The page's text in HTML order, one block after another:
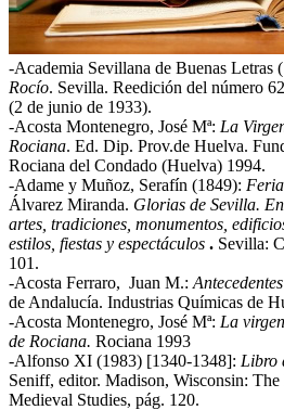
-Academia Sevillana de Buenas Letras
Rocío. Sevilla. Reedición del número
(2 de junio de 1933).
-Acosta Montenegro, José Mª: La
Rociana. Ed. Dip. Prov.de Huelva.
Rociana del Condado (Huelva) 1994.
-Adame y Muñoz, Serafín (1849):
Álvarez Miranda. Glorias de Sevilla.
artes, tradiciones, monumentos,
estilos, fiestas y espectáculos . Sevilla:
101.
-Acosta Ferraro, Juan M.:
de Andalucía. Industrias Químicas de
-Acosta Montenegro, José Mª: La
de Rociana. Rociana 1993
-Alfonso XI (1983) [1340-1348]: Libro
Seniff, editor. Madison, Wisconsin:
Medieval Studies, pág. 120.